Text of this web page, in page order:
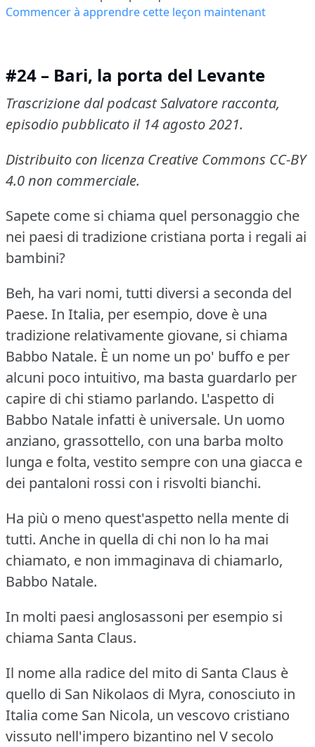
Commencer à apprendre cette leçon maintenant
#24 – Bari, la porta del Levante
Trascrizione dal podcast Salvatore racconta,
episodio pubblicato il 14 agosto 2021.
Distribuito con licenza Creative Commons CC-BY
4.0 non commerciale.
Sapete come si chiama quel personaggio che
nei paesi di tradizione cristiana porta i regali ai
bambini?
Beh, ha vari nomi, tutti diversi a seconda del
Paese. In Italia, per esempio, dove è una
tradizione relativamente giovane, si chiama
Babbo Natale. È un nome un po' buffo e per
alcuni poco intuitivo, ma basta guardarlo per
capire di chi stiamo parlando. L'aspetto di
Babbo Natale infatti è universale. Un uomo
anziano, grassottello, con una barba molto
lunga e folta, vestito sempre con una giacca e
dei pantaloni rossi con i risvolti bianchi.
Ha più o meno quest'aspetto nella mente di
tutti. Anche in quella di chi non lo ha mai
chiamato, e non immaginava di chiamarlo,
Babbo Natale.
In molti paesi anglosassoni per esempio si
chiama Santa Claus.
Il nome alla radice del mito di Santa Claus è
quello di San Nikolaos di Myra, conosciuto in
Italia come San Nicola, un vescovo cristiano
vissuto nell'impero bizantino nel V secolo